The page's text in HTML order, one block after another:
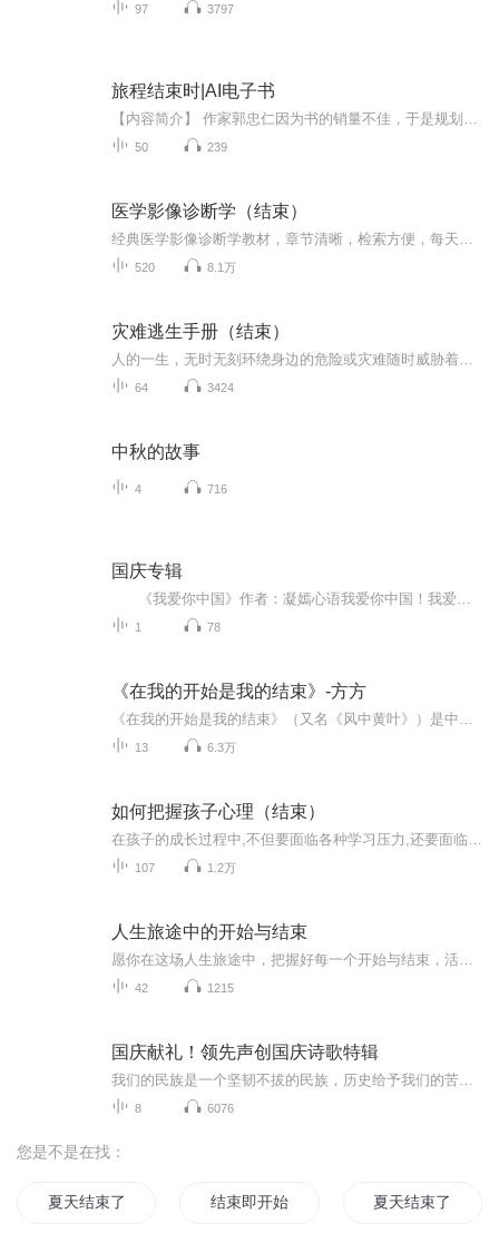
97 3797
旅程结束时|AI电子书
50 239
医学影像诊断学（结束）
520 8.1万
灾难逃生手册（结束）
64 3424
中秋的故事
4 716
国庆专辑
1 78
《在我的开始是我的结束》-方方
13 6.3万
如何把握孩子心理（结束）
107 1.2万
人生旅途中的开始与结束
42 1215
国庆献礼！领先声创国庆诗歌特辑
8 6076
您是不是在找：
夏天结束了 结束即开始 夏天结束了之遇